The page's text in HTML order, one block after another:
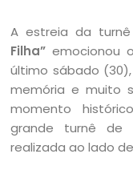
A estreia da
Filha” emocionou
último sábado
memória e muito
momento
grande turnê de
realizada ao lado